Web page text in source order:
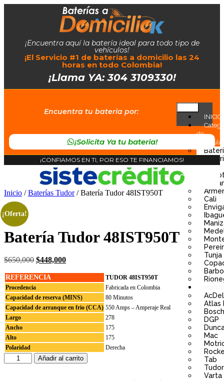
¡Encuentra aquí la batería ideal para todo tipo de
vehículos!
¡El Servicio #1 de baterías a domicilio las 24
horas en todo Colombia!
¡Llama YA: 304 3109330!
Encuentra tu bateria por:
INICIO
de
Vehiculo
Cali
Tunja
Atlas
Bosch
DGP
Mac
Tab
Tudor
Varta
¡Solicita Ya tu bateria!
¡CONFIAMOS EN TI, POR ESO TE FINANCIAMOS!
Inicio /Baterías Tudor/ Batería Tudor 48IST950T
¡Oferta!
Batería Tudor 48IST950T
$650,000 $448,000
REFERENCIA
TUDOR 48IST950T
Procedencia
Fabricada en Colombia
Capacidad de reserva (MINS)
80 Minutos
Capacidad de arranque en frio (CCA) 550 Amps – Amperaje Real
Largo
278
Ancho
175
Alto
175
Polaridad
Derecha
Añadir al carrito